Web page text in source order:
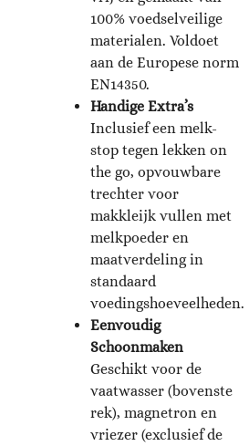
100% voedselveilige
materialen. Voldoet
aan de Europese norm
EN14350.
Handige Extra’s
Inclusief een melk-
stop tegen lekken on
the go, opvouwbare
trechter voor
makkleijk vullen met
melkpoeder en
maatverdeling in
standaard
voedingshoeveelheden.
Eenvoudig
Schoonmaken
Geschikt voor de
vaatwasser (bovenste
rek), magnetron en
vriezer (exclusief de